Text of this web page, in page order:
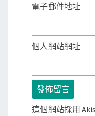
電子郵件地址
個人網站網址
這個網站採用